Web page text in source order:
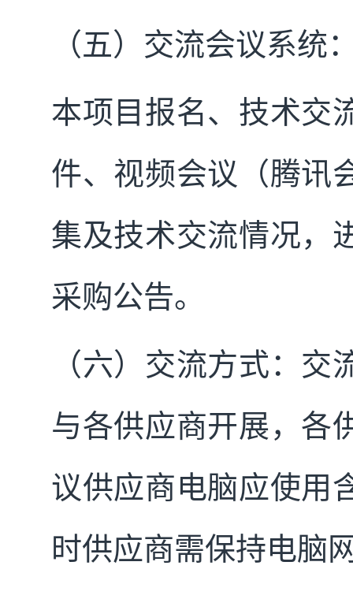
（五）交流会议系统
本项目报名、技术交
件、视频会议（腾讯
集及技术交流情况，
采购公告。
（六）交流方式：
与各供应商开展，各
议供应商电脑应使用
时供应商需保持电脑